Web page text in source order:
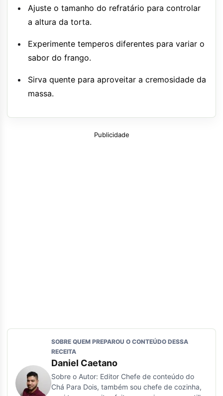
Ajuste o tamanho do refratário para controlar
a altura da torta.
Experimente temperos diferentes para variar o
sabor do frango.
Sirva quente para aproveitar a cremosidade da
massa.
Publicidade
SOBRE QUEM PREPAROU O CONTEÚDO DESSA
RECEITA
Daniel Caetano
Sobre o Autor: Editor Chefe de conteúdo do
Chá Para Dois, também sou chefe de cozinha,